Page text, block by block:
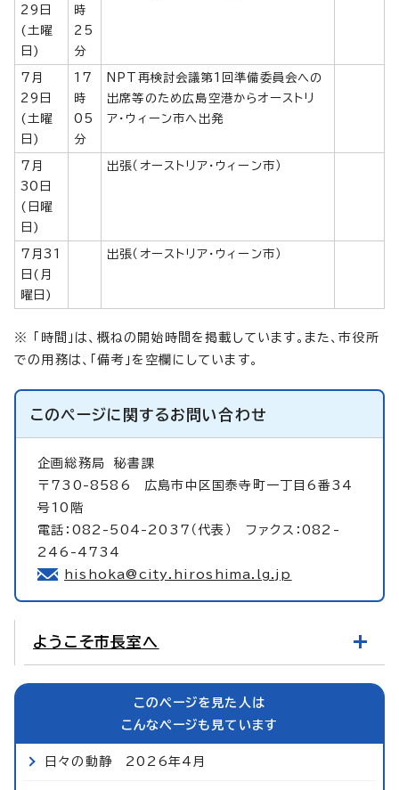
29日
(土曜
日)
時
25
分
7月
29日
(土曜
日)
17
時
05
分
NPT再検討会議第1回準備委員会への
出席等のため広島空港からオーストリ
ア・ウィーン市へ出発
7月
30日
(日曜
日)
出張（オーストリア・ウィーン市）
7月31
日(月
曜日)
出張（オーストリア・ウィーン市）
※ 「時間」は、概ねの開始時間を掲載しています。また、市役所
での用務は、「備考」を空欄にしています。
このページに関するお問い合わせ
企画総務局秘書課
〒730-8586 広島市中区国泰寺町一丁目6番34
号10階
電話：082-504-2037（代表） ファクス：082-
246-4734
hishoka@city.hiroshima.lg.jp
ようこそ市長室へ
このページを見た人は
こんなページも見ています
日々の動静 2026年4月